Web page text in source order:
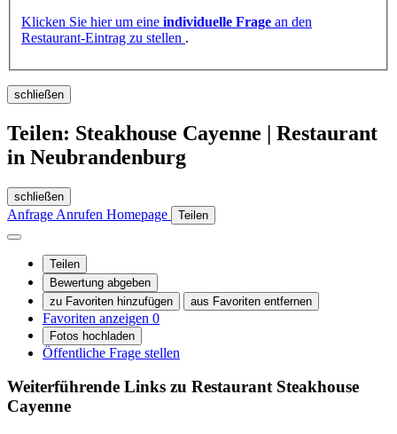
Klicken Sie hier um eine individuelle Frage an den
Restaurant-Eintrag zu stellen .
schließen
Teilen: Steakhouse Cayenne | Restaurant
in Neubrandenburg
schließen
Anfrage Anrufen Homepage Teilen
Teilen
Bewertung abgeben
zu Favoriten hinzufügen
aus Favoriten entfernen
Favoriten anzeigen 0
Fotos hochladen
Öffentliche Frage stellen
Weiterführende Links zu Restaurant Steakhouse
Cayenne